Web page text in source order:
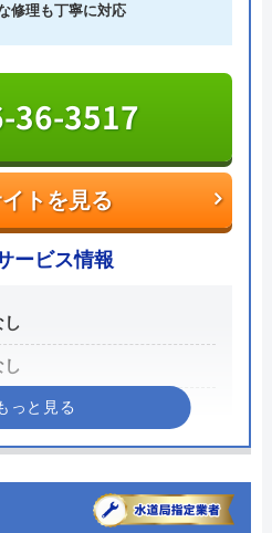
トを見る
886-775
情報
大和コーポレーション
谷市大字袋山1513番地1サミ
越谷307
茨城県、東京都、神奈川県、
修理も丁寧に対応
トを見る
36-3517
ービス情報
し
、祝日、夏季、年末年始